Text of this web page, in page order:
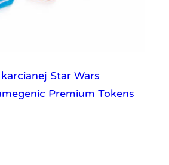
Star Wars
Premium Tokens